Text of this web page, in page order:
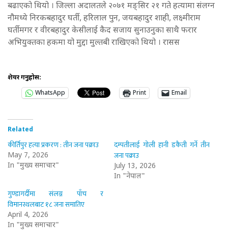
बढाएको थियो । जिल्ला अदालतले २०७१ मङ्सिर २१ गते हत्यामा संलग्न
नौमध्ये निरकबहादुर घर्ती, हरिलाल पुन, जयबहादुर शाही, लक्ष्मीराम
घर्तीमगर र वीरबहादुर केसीलाई कैद सजाय सुनाउनुका साथै फरार
अभियुक्तका हकमा यो मुद्दा मुल्तबी राखिएको थियो । रासस
शेयर गर्नुहोस:
WhatsApp
Print Email
Related
कीर्तिपुर हत्या प्रकरण : तीन जना पक्राउ
May 7, 2026
In "मुख्य समाचार"
दम्पतीलाई गोली हानी डकैती गर्ने तीन
जना पक्राउ
July 13, 2026
In "नेपाल"
गुण्डागर्दीमा संलग्न पाँच र
विमानस्थलबाट १८ जना समातिए
April 4, 2026
In "मुख्य समाचार"